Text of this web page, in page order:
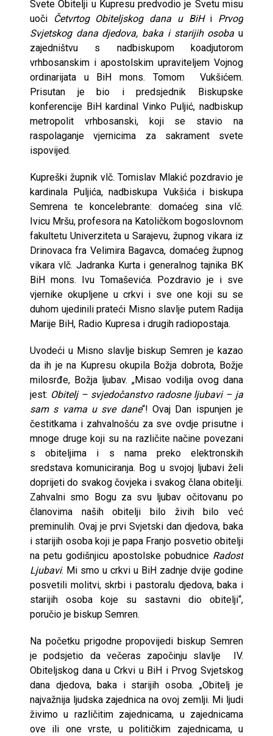
Svete Obitelji u Kupresu predvodio je Svetu misu
uoči
Četvrtog Obiteljskog dana u BiHi Prvog
Svjetskog dana djedova, baka i starijih osoba u
zajedništvu s nadbiskupom koadjutorom
vrhbosanskim i apostolskim upraviteljem Vojnog
ordinarijata u BiH mons. Tomom Vukšićem.
Prisutan je bio i predsjednik Biskupske
konferencije BiH kardinal Vinko Puljić, nadbiskup
metropolit vrhbosanski, koji se stavio na
raspolaganje vjernicima za sakrament svete
ispovijed.
Kupreški župnik vlč. Tomislav Mlakić pozdravio je
kardinala Puljića, nadbiskupa Vukšića i biskupa
Semrena te koncelebrante: domaćeg sina vlč.
Ivicu Mršu, profesora na Katoličkom bogoslovnom
fakultetu Univerziteta u Sarajevu, župnog vikara iz
Drinovaca fra Velimira Bagavca, domaćeg župnog
vikara vlč. Jadranka Kurta i generalnog tajnika BK
BiH mons. Ivu Tomaševića. Pozdravio je i sve
vjernike okupljene u crkvi i sve one koji su se
duhom ujedinili prateći Misno slavlje putem Radija
Marije BiH, Radio Kupresa i drugih radiopostaja.
Uvodeći u Misno slavlje biskup Semren je kazao
da ih je na Kupresu okupila Božja dobrota, Božje
milosrđe, Božja ljubav. „Misao vodilja ovog dana
jest: Obitelj – svjedočanstvo radosne ljubavi – ja
sam s vama u sve dane“! Ovaj Dan ispunjen je
čestitkama i zahvalnošću za sve ovdje prisutne i
mnoge druge koji su na različite načine povezani
s obiteljima i s nama preko elektronskih
sredstava komuniciranja. Bog u svojoj ljubavi želi
doprijeti do svakog čovjeka i svakog člana obitelji.
Zahvalni smo Bogu za svu ljubav očitovanu po
članovima naših obitelji bilo živih bilo već
preminulih. Ovaj je prvi Svjetski dan djedova, baka
i starijih osoba koji je papa Franjo posvetio obitelji
na petu godišnjicu apostolske pobudnice Radost
Ljubavi. Mi smo u crkvi u BiH zadnje dvije godine
posvetili molitvi, skrbi i pastoralu djedova, baka i
starijih osoba koje su sastavni dio obitelji“,
poručio je biskup Semren.
Na početku prigodne propovijedi biskup Semren
je podsjetio da večeras započinju slavlje IV.
Obiteljskog dana u Crkvi u BiH i Prvog Svjetskog
dana djedova, baka i starijih osoba. „Obitelj je
najvažnija ljudska zajednica na ovoj zemlji. Mi ljudi
živimo u različitim zajednicama, u zajednicama
ove ili one vrste, u političkim zajednicama, u